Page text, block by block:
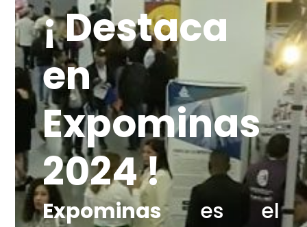
¡ Destaca
en
Expominas
2024 !
Expominases el